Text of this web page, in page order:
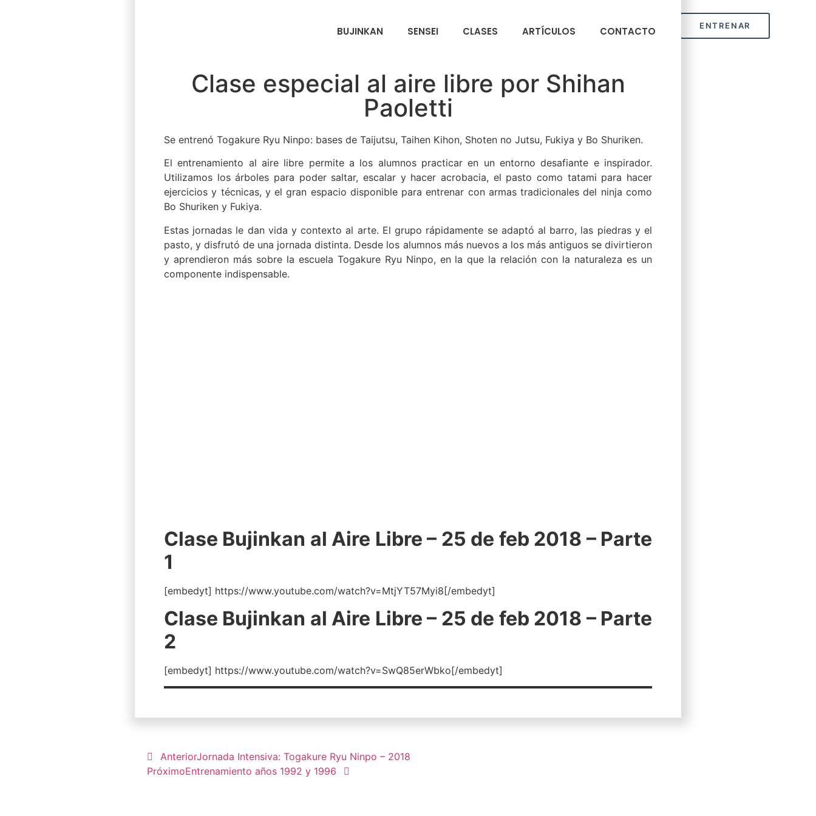
BUJINKAN SENSEI CLASES ARTÍCULOS CONTACTO ENTRENAR
Clase especial al aire libre por Shihan
Paoletti
Se entrenó Togakure Ryu Ninpo: bases de Taijutsu, Taihen Kihon, Shoten no Jutsu, Fukiya y Bo Shuriken.
El entrenamiento al aire libre permite a los alumnos practicar en un entorno desafiante e inspirador.
Utilizamos los árboles para poder saltar, escalar y hacer acrobacia, el pasto como tatami para hacer
ejercicios y técnicas, y el gran espacio disponible para entrenar con armas tradicionales del ninja como
Bo Shuriken y Fukiya.
Estas jornadas le dan vida y contexto al arte. El grupo rápidamente se adaptó al barro, las piedras y el
pasto, y disfrutó de una jornada distinta. Desde los alumnos más nuevos a los más antiguos se divirtieron
y aprendieron más sobre la escuela Togakure Ryu Ninpo, en la que la relación con la naturaleza es un
componente indispensable.
Clase Bujinkan al Aire Libre – 25 de feb 2018 – Parte
1
[embedyt] https://www.youtube.com/watch?v=MtjYT57Myi8[/embedyt]
Clase Bujinkan al Aire Libre – 25 de feb 2018 – Parte
2
[embedyt] https://www.youtube.com/watch?v=SwQ85erWbko[/embedyt]
AnteriorJornada Intensiva: Togakure Ryu Ninpo – 2018
PróximoEntrenamiento años 1992 y 1996